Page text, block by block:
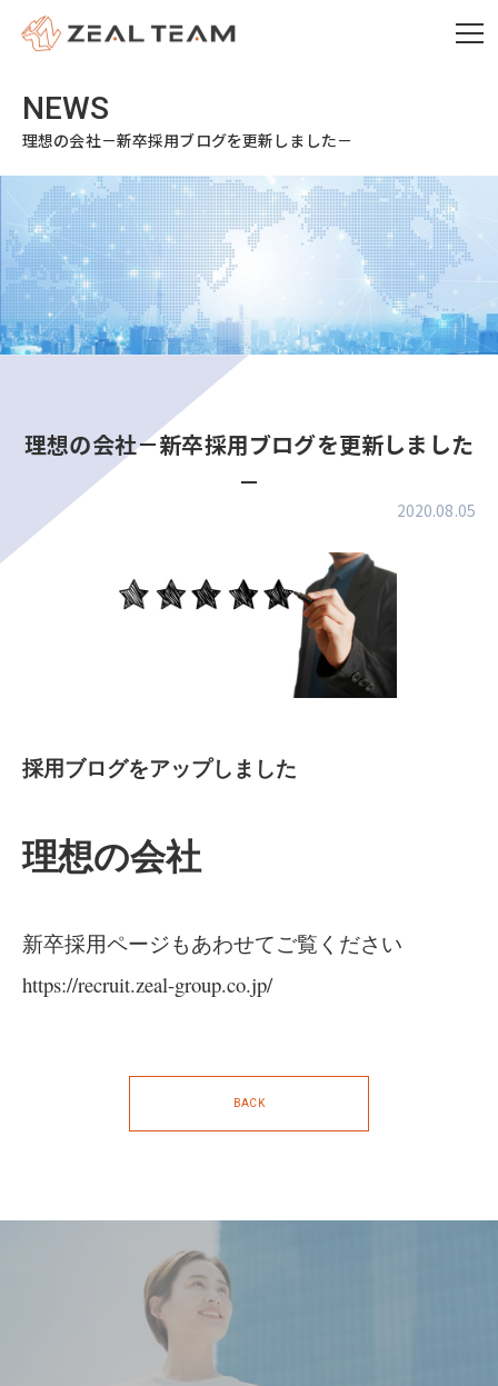
理想の会社－新卒採用ブログを更新しました－
理想の会社－新卒採用ブログを更新しました
－
2020.08.05
採用ブログをアップしました
理想の会社
新卒採用ページもあわせてご覧ください
https://recruit.zeal-group.co.jp/
BACK